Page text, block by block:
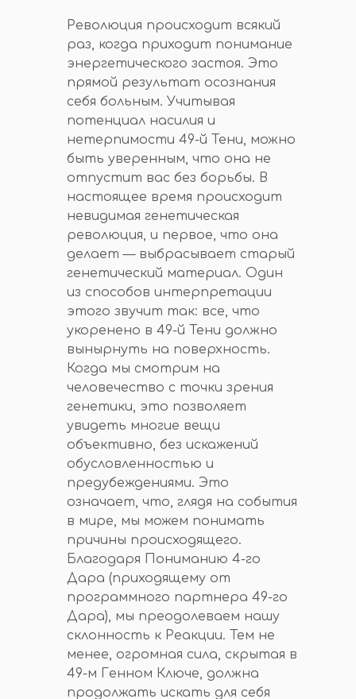
Революция происходит всякий
раз, когда приходит понимание
энергетического застоя. Это
прямой результат осознания
себя больным. Учитывая
потенциал насилия и
нетерпимости 49-й Тени, можно
быть уверенным, что она не
отпустит вас без борьбы. В
настоящее время происходит
невидимая генетическая
революция, и первое, что она
делает — выбрасывает старый
генетический материал. Один
из способов интерпретации
этого звучит так: все, что
укоренено в 49-й Тени должно
вынырнуть на поверхность.
Когда мы смотрим на
человечество с точки зрения
генетики, это позволяет
увидеть многие вещи
объективно, без искажений
обусловленностью и
предубеждениями. Это
означает, что, глядя на события
в мире, мы можем понимать
причины происходящего.
Благодаря Пониманию 4-го
Дара (приходящему от
программного партнера 49-го
Дара), мы преодолеваем нашу
склонность к Реакции. Тем не
менее, огромная сила, скрытая в
49-м Генном Ключе, должна
продолжать искать для себя